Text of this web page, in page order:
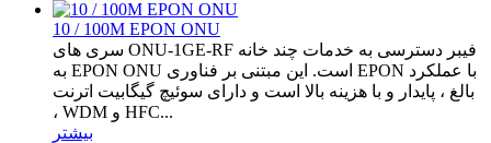
10 / 100M EPON ONU
سری های ONU-1GE-RF فیبر دسترسی به خدمات چند خانه
به EPON ONU است. این مبتنی بر فناوری EPON با عملکرد
بالغ ، پایدار و با هزینه بالا است و دارای سوئیچ گیگابیت اترنت
، WDM و HFC...
بیشتر